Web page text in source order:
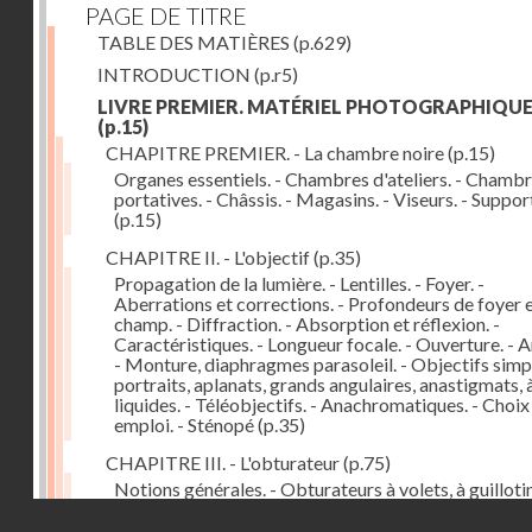
PAGE DE TITRE
TABLE DES MATIÈRES (p.629)
INTRODUCTION (p.r5)
LIVRE PREMIER. MATÉRIEL PHOTOGRAPHIQUE
(p.15)
CHAPITRE PREMIER. - La chambre noire(p.15)
Organes essentiels. - Chambres d'ateliers. -
portatives. - Châssis. - Magasins. - Viseurs. -
(p.15)
CHAPITRE II. - L'objectif(p.35)
Propagation de la lumière. - Lentilles. - Foyer. -
Aberrations et corrections. - Profondeurs de foyer
champ. - Diffraction. - Absorption et réflexion. -
Caractéristiques. - Longueur focale. - Ouverture. -
- Monture, diaphragmes parasoleil. - Objectifs
portraits, aplanats, grands angulaires, anastigmats,
liquides. - Téléobjectifs. - Anachromatiques. -
emploi. - Sténopé(p.35)
CHAPITRE III. - L'obturateur(p.75)
Notions générales. - Obturateurs à volets, à